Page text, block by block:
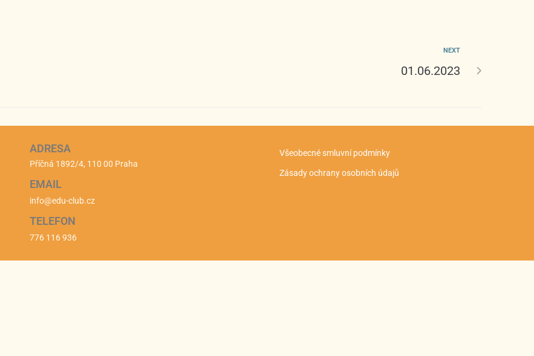
NEXT
01.06.2023
ADRESA
Příčná 1892/4, 110 00 Praha
EMAIL
info@edu-club.cz
TELEFON
776 116 936
Všeobecné smluvní podmínky
Zásady ochrany osobních údajů